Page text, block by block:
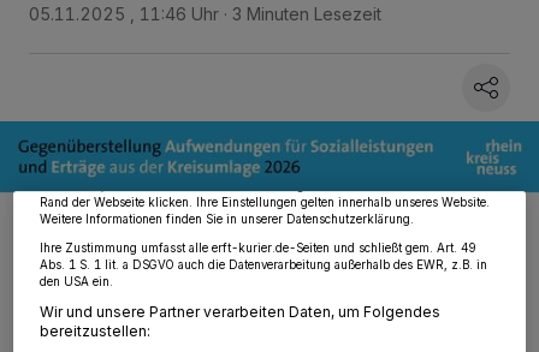
05.11.2025 , 11:46 Uhr 3 Minuten Lesezeit
wie Browserdaten oder eindeutige Kennungen auf Ihrem Gerät zu. Durch Auswahl
Partner verarbeiten Daten, um Ihnen Dienste bereitzustellen“ aufgeführten
möglicherweise nicht mehr so relevant für Sie. Sie können dieses Menü jederzeit
wieder aufrufen, um Ihre Einstellungen zu ändern oder Ihre Einwilligung zu
Rand der Webseite klicken. Ihre Einstellungen gelten innerhalb unseres Website.
Weitere Informationen finden Sie in unserer Datenschutzerklärung.
Ihre Zustimmung umfasst alle erft-kurier.de-Seiten und schließt gem. Art. 49
Abs. 1 S. 1 lit. a DSGVO auch die Datenverarbeitung außerhalb des EWR, z.B. in
den USA ein.
Wir und unsere Partner verarbeiten Daten, um Folgendes
bereitzustellen: